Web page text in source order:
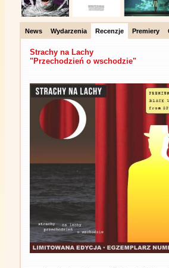
News Wydarzenia Recenzje Premiery
Strachy na Lachy
"Przechodzień o wschodzie"